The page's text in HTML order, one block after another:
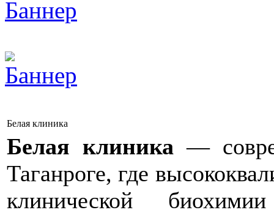
Белая клиника
Белая клиника —
Таганроге, где
клинической